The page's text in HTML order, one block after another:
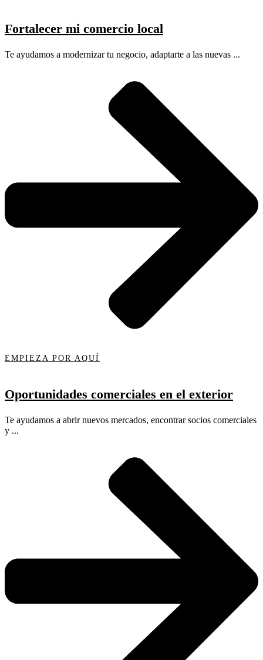
Fortalecer mi comercio local
Te ayudamos a modernizar tu negocio, adaptarte a las nuevas ...
EMPIEZA POR AQUÍ
Oportunidades comerciales en el exterior
Te ayudamos a abrir nuevos mercados, encontrar socios comerciales
y ...